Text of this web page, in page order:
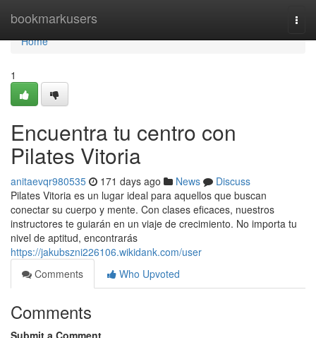
bookmarkusers
Home
Home
1
Encuentra tu centro con
Pilates Vitoria
anitaevqr980535 171 days ago News
Discuss
Pilates Vitoria es un lugar ideal para aquellos que buscan
conectar su cuerpo y mente. Con clases eficaces, nuestros
instructores te guiarán en un viaje de crecimiento. No importa tu
nivel de aptitud, encontrarás
https://jakubszni226106.wikidank.com/user
Comments
Who Upvoted
Comments
Submit a Comment